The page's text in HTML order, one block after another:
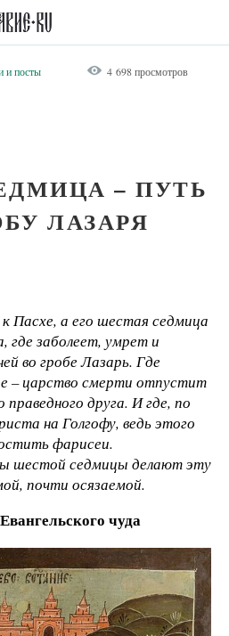
и посты 4 698 просмотров
– ПУТЬ
ЛАЗАРЯ
Пасхе, а его шестая седмица
где заболеет, умрет и
во гробе Лазарь. Где
– царство смерти отпустит
праведного друга. И где, по
на Голгофу, ведь этого
фарисеи.
шестой седмицы делают эту
почти осязаемой.
чуда